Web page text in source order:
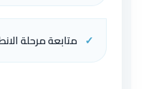
✓ متابعة مرحلة